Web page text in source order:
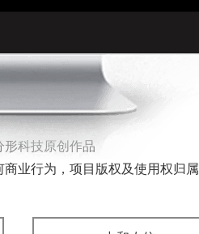
形科技原创作品
业行为，项目版权及使用权归